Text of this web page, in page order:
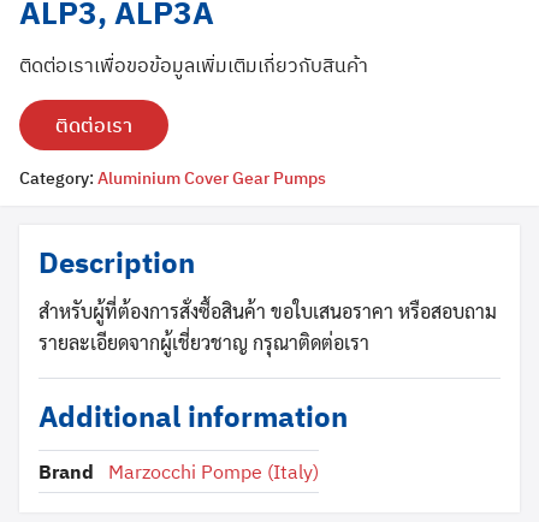
ALP3, ALP3A
ติดต่อเราเพื่อขอข้อมูลเพิ่มเติมเกี่ยวกับสินค้า
ติดต่อเรา
Category: Aluminium Cover Gear Pumps
Description
สำหรับผู้ที่ต้องการสั่งซื้อสินค้า ขอใบเสนอราคา หรือสอบถาม
รายละเอียดจากผู้เชี่ยวชาญ กรุณาติดต่อเรา
Additional information
Brand Marzocchi Pompe (Italy)